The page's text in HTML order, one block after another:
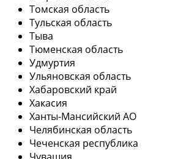
Томская область
Тульская область
Тыва
Тюменская область
Удмуртия
Ульяновская область
Хабаровский край
Хакасия
Ханты-Мансийский АО
Челябинская область
Чеченская республика